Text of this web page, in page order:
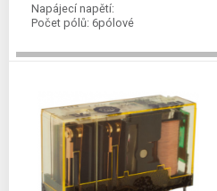
Napájecí napětí:
Počet pólů: 6pólové